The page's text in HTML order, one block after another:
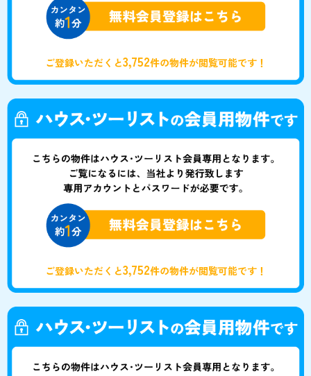
ご登録いただくと3,752件の物件が閲覧可能です！
ご登録いただくと3,752件の物件が閲覧可能です！